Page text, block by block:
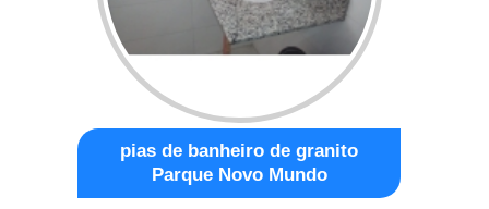
pias de banheiro de granito
Parque Novo Mundo